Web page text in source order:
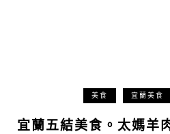
美食 宜蘭美食
宜蘭五結美食。太媽羊